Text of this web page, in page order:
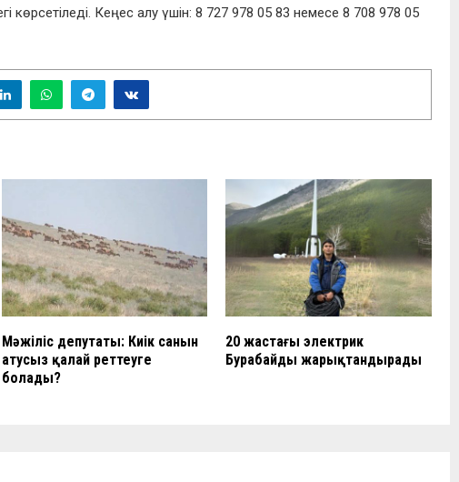
көрсетіледі. Кеңес алу үшін: 8 727 978 05 83 немесе 8 708 978 05
Мәжіліс депутаты: Киік санын
атусыз қалай реттеуге
болады?
20 жастағы электрик
Бурабайды жарықтандырады